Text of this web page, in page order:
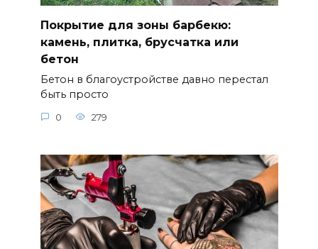
Покрытие для зоны барбекю:
камень, плитка, брусчатка или
бетон
Бетон в благоустройстве давно перестал
быть просто
0 279